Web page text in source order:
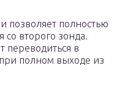
позволяет полностью
со второго зонда.
переводиться в
полном выходе из